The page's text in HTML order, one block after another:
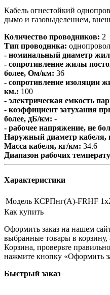
Кабель огнестойкий
дымо и газовыделением,
Количество проводников: 2
Тип проводника:
- номинальный диаметр
- сопротивление жилы
более, Ом/км: 36
- сопротивление изоляции
км.: 100
- электрическая емкость
- коэффициент затухания
более, дБ/км: -
- рабочее напряжение, не
Наружный диаметр кабеля,
Масса кабеля, кг/км: 34.6
Диапазон рабочих
Характеристики
Модель КСРПнг(А)-FRHF
Как купить
Оформить заказ на нашем
выбранные товары в корзину,
Корзина, проверьте
нажмите кнопку «Оформить
Быстрый заказ